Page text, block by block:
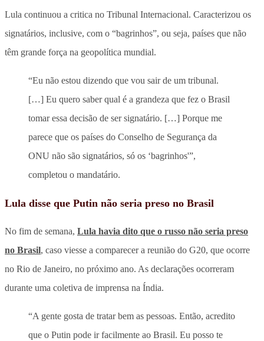
Lula continuou a critica no Tribunal Internacional. Caracterizou os
signatários, inclusive, com o “bagrinhos”, ou seja, países que não
têm grande força na geopolítica mundial.
“Eu não estou dizendo que vou sair de um tribunal.
[…] Eu quero saber qual é a grandeza que fez o Brasil
tomar essa decisão de ser signatário. […] Porque me
parece que os países do Conselho de Segurança da
ONU não são signatários, só os ‘bagrinhos'”,
completou o mandatário.
Lula disse que Putin não seria preso no Brasil
No fim de semana, Lula havia dito que o russo não seria preso
no Brasil, caso viesse a comparecer a reunião do G20, que ocorre
no Rio de Janeiro, no próximo ano. As declarações ocorreram
durante uma coletiva de imprensa na Índia.
“A gente gosta de tratar bem as pessoas. Então, acredito
que o Putin pode ir facilmente ao Brasil. Eu posso te